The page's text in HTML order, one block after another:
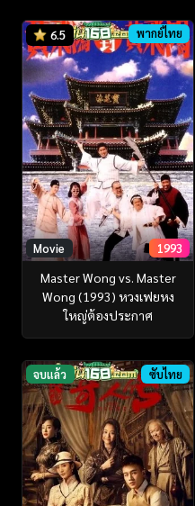
6.5 พากย์ไทย
Movie 1993
Master Wong vs. Master
Wong (1993) หวงเฟยหง
ใหญ่ต้องประกาศ
จบแล้ว ซับไทย